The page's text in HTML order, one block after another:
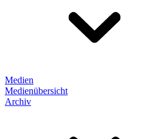
Medien
Medienübersicht
Archiv